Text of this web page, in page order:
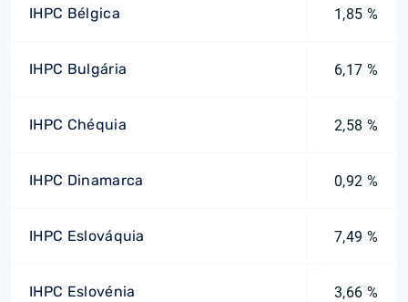
IHPC Bélgica 1,85 %
IHPC Bulgária 6,17 %
IHPC Chéquia 2,58 %
IHPC Dinamarca 0,92 %
IHPC Eslováquia 7,49 %
IHPC Eslovénia 3,66 %